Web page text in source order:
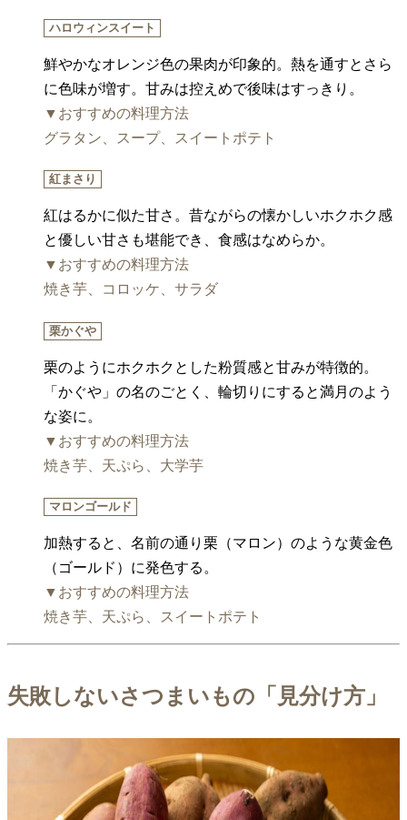
ハロウィンスイート
鮮やかなオレンジ色の果肉が印象的。熱を通すとさら
に色味が増す。甘みは控えめで後味はすっきり。
▼おすすめの料理方法
グラタン、スープ、スイートポテト
紅まさり
紅はるかに似た甘さ。昔ながらの懐かしいホクホク感
と優しい甘さも堪能でき、食感はなめらか。
▼おすすめの料理方法
焼き芋、コロッケ、サラダ
栗かぐや
栗のようにホクホクとした粉質感と甘みが特徴的。
「かぐや」の名のごとく、輪切りにすると満月のよう
な姿に。
▼おすすめの料理方法
焼き芋、天ぷら、大学芋
マロンゴールド
加熱すると、名前の通り栗（マロン）のような黄金色
（ゴールド）に発色する。
▼おすすめの料理方法
焼き芋、天ぷら、スイートポテト
失敗しないさつまいもの「見分け方」